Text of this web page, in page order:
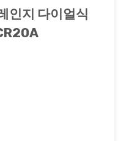
인지 다이얼식